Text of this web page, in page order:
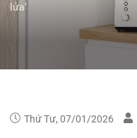
lửa’
Thứ Tư, 07/01/2026